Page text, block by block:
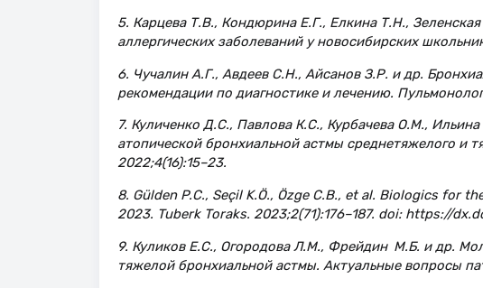
5. Карцева Т.В., Кондюрина Е.Г., Елкина Т.Н.,
аллергических заболеваний у новосибирских
6. Чучалин А.Г., Авдеев С.Н., Айсанов З.Р. и др.
рекомендации по диагностике и лечению.
7. Куличенко Д.С., Павлова К.С., Курбачева О.М.,
атопической бронхиальной астмы среднетяжелого и
2022;4(16):15–23.
8. Gülden P.С., Seçil K.Ö., Özge C.B., et al. Biologics for
2023. Tuberk Toraks. 2023;2(71):176–187. doi: https://
9. Куликов Е.С., Огородова Л.М., Фрейдин М.Б. и др.
тяжелой бронхиальной астмы. Актуальные вопросы